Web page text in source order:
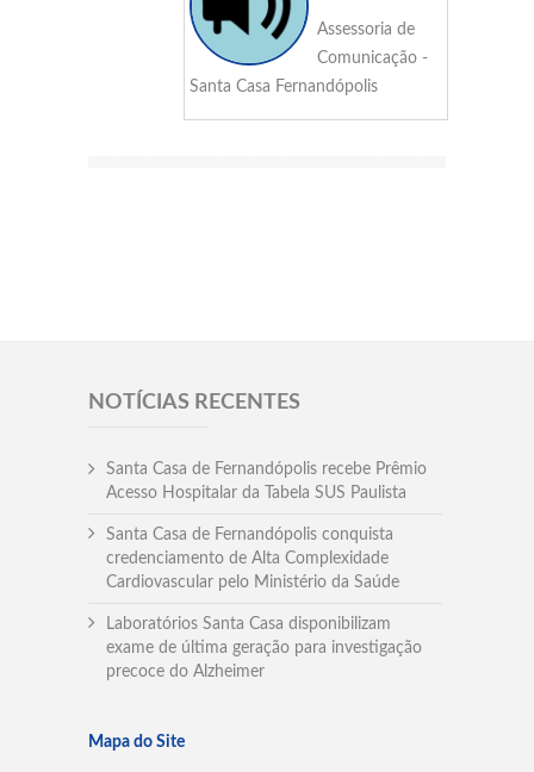
Assessoria de
Comunicação -
Santa Casa Fernandópolis
NOTÍCIAS RECENTES
Santa Casa de Fernandópolis recebe Prêmio
Acesso Hospitalar da Tabela SUS Paulista
Santa Casa de Fernandópolis conquista
credenciamento de Alta Complexidade
Cardiovascular pelo Ministério da Saúde
Laboratórios Santa Casa disponibilizam
exame de última geração para investigação
precoce do Alzheimer
Mapa do Site